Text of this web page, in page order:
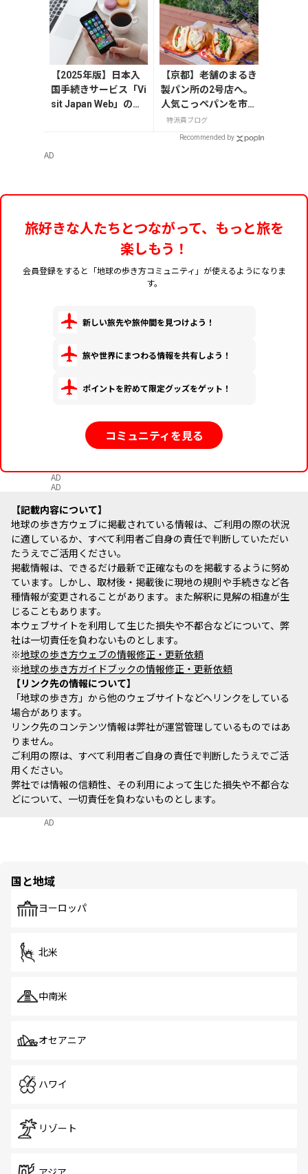
【2025年版】日本入
国手続きサービス「Vi
sit Japan Web」の登
【京都】老舗のまるき
製パン所の2号店へ。
人気こっぺパンを市役
所で味わう
特派員ブログ
Recommended by
AD
旅好きな人たちとつながって、もっと旅を
楽しもう！
会員登録をすると「地球の歩き方コミュニティ」が使えるようになりま
す。
新しい旅先や旅仲間を見つけよう！
旅や世界にまつわる情報を共有しよう！
ポイントを貯めて限定グッズをゲット！
コミュニティを見る
AD
AD
記載内容について
地球の歩き方ウェブに掲載されている情報は、ご利用の際の状況
に適しているか、すべて利用者ご自身の責任で判断していただい
たうえでご活用ください。
掲載情報は、できるだけ最新で正確なものを掲載するように努め
ています。しかし、取材後・掲載後に現地の規則や手続きなど各
種情報が変更されることがあります。また解釈に見解の相違が生
じることもあります。
本ウェブサイトを利用して生じた損失や不都合などについて、弊
社は一切責任を負わないものとします。
※地球の歩き方ウェブの情報修正・更新依頼
※地球の歩き方ガイドブックの情報修正・更新依頼
リンク先の情報について
「地球の歩き方」から他のウェブサイトなどへリンクをしている
場合があります。
リンク先のコンテンツ情報は弊社が運営管理しているものではあ
りません。
ご利用の際は、すべて利用者ご自身の責任で判断したうえでご活
用ください。
弊社では情報の信頼性、その利用によって生じた損失や不都合な
どについて、一切責任を負わないものとします。
AD
国と地域
ヨーロッパ
北米
中南米
オセアニア
ハワイ
リゾート